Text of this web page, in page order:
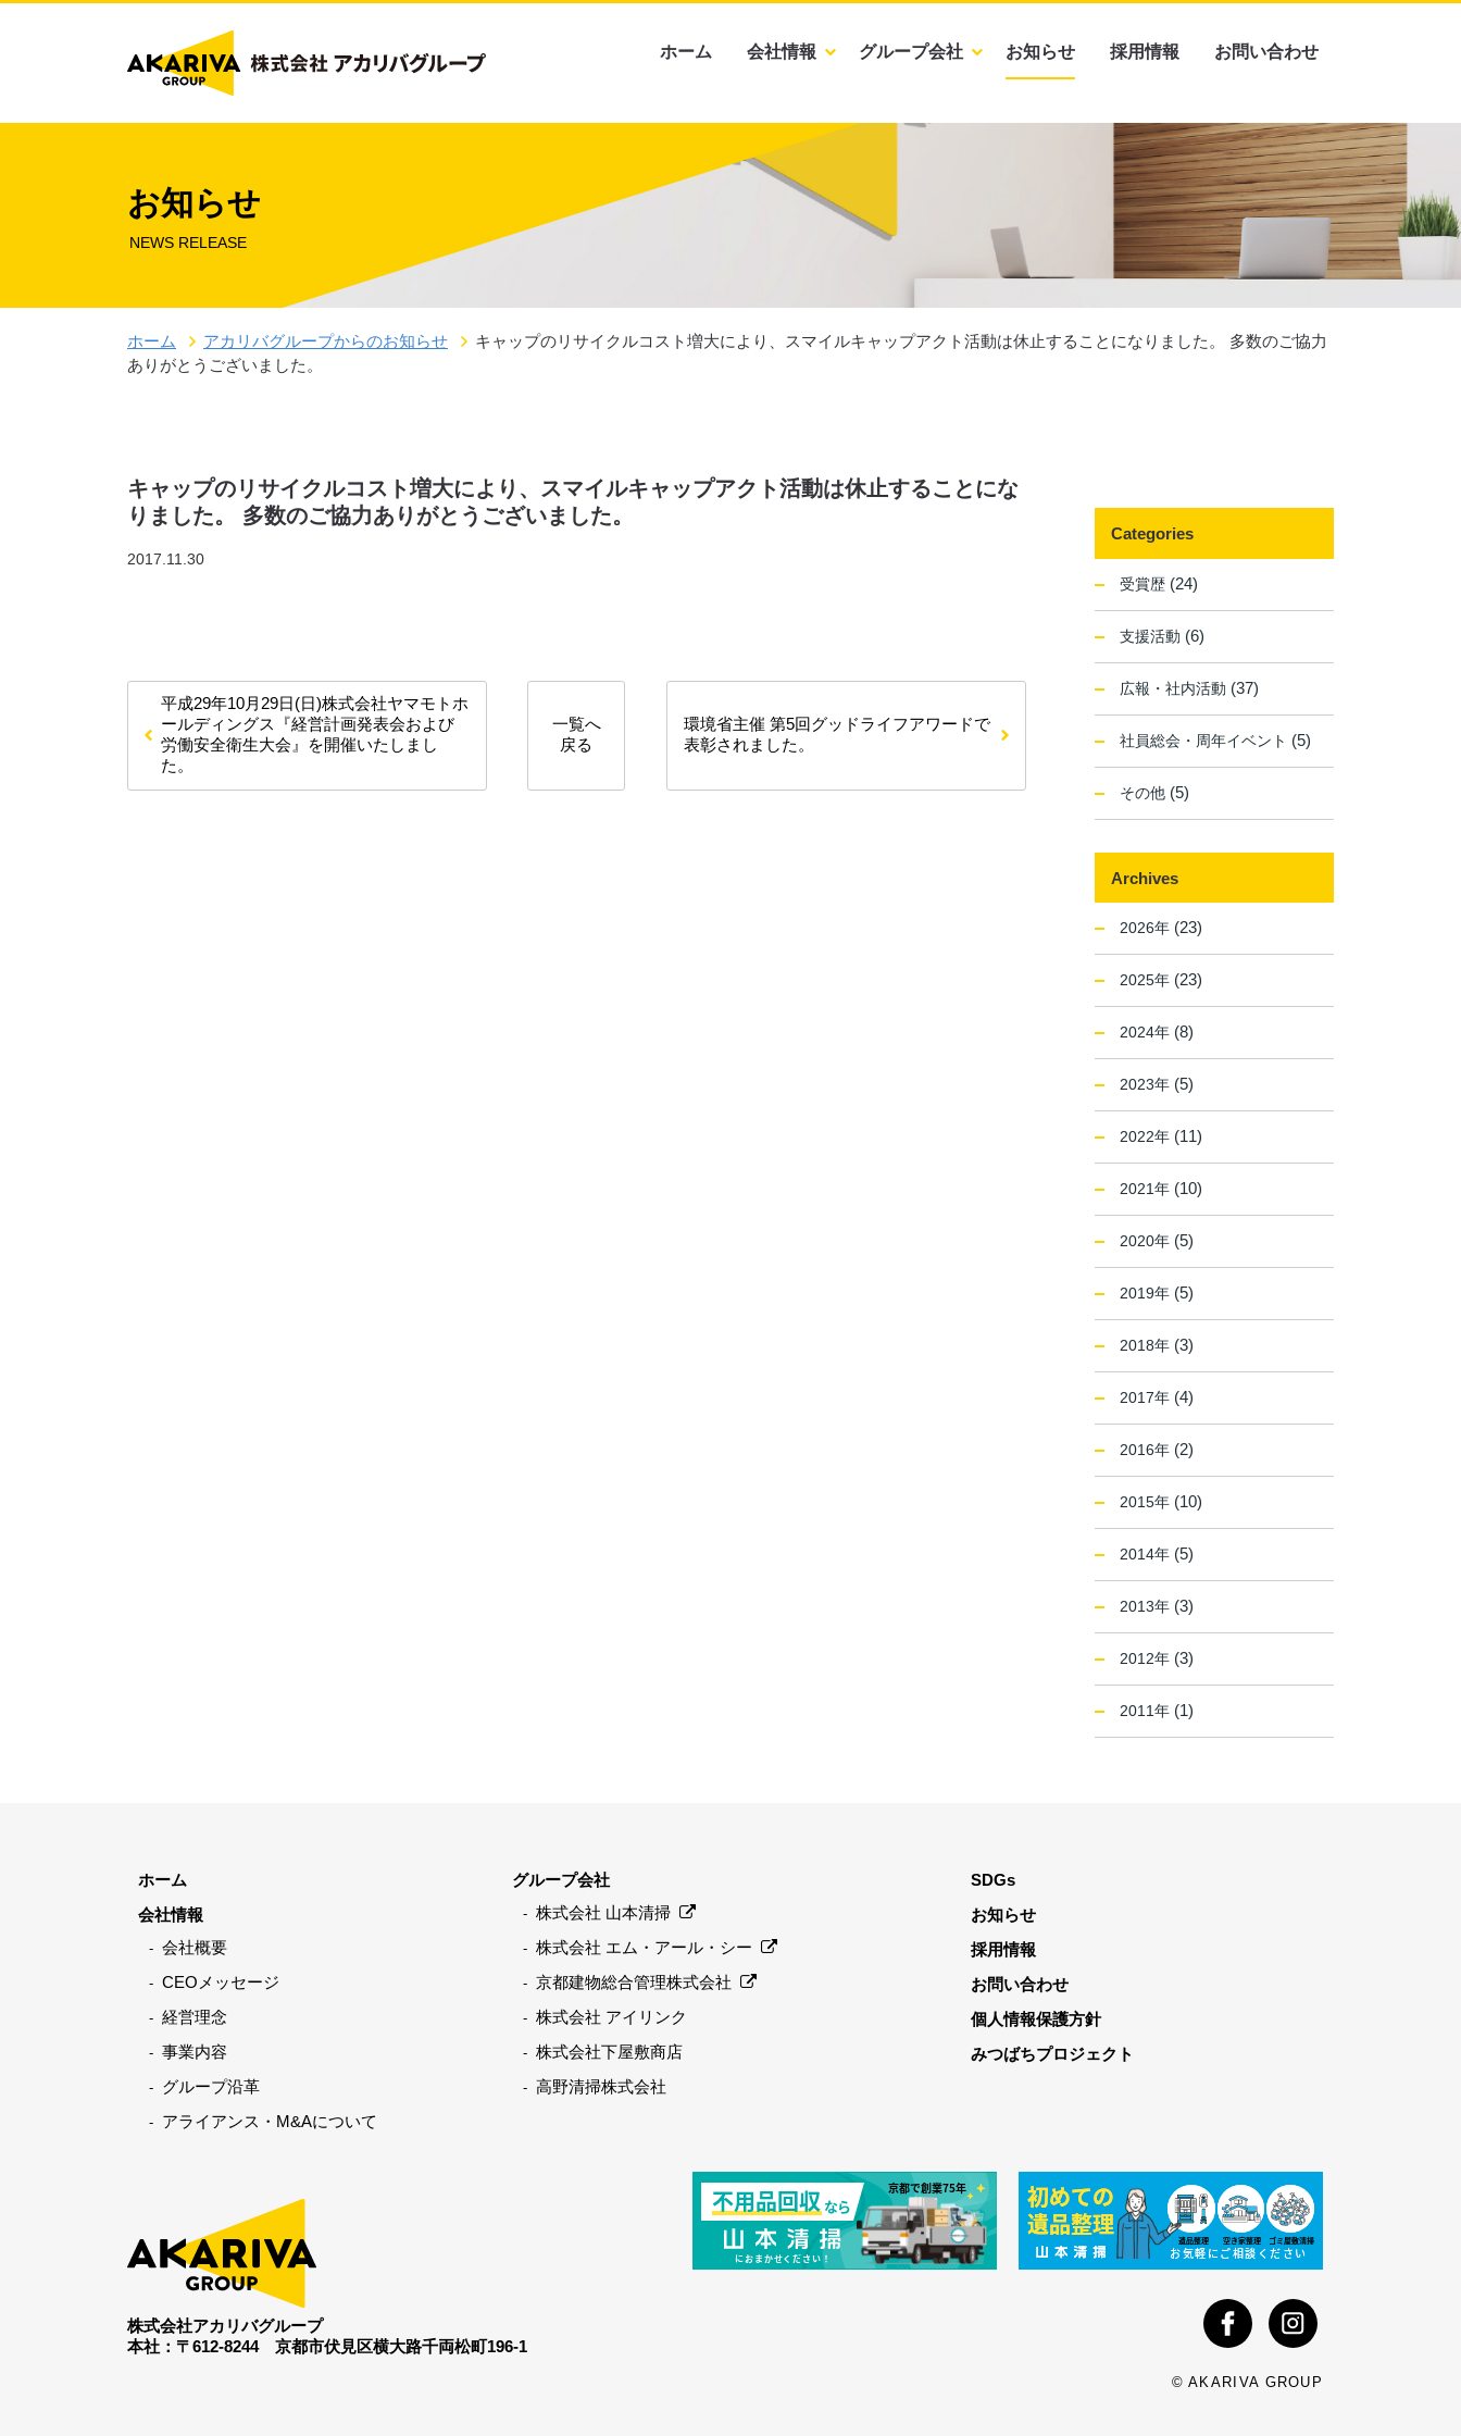
ホーム 会社情報 グループ会社 お知らせ 採用情報 お問い合わせ
お知らせ
NEWS RELEASE
ホーム アカリバグループからのお知らせ
キャップのリサイクルコスト増大により、スマイルキャップアクト活動は休止することになりました。 多数のご協力
ありがとうございました。
キャップのリサイクルコスト増大により、スマイルキャップアクト活動は休止することにな
りました。 多数のご協力ありがとうございました。
2017.11.30
平成29年10月29日(日)株式会社ヤマモトホ
ールディングス『経営計画発表会および
労働安全衛生大会』を開催いたしまし
た。
一覧へ
戻る
環境省主催 第5回グッドライフアワードで
表彰されました。
Categories
受賞歴 (24)
支援活動 (6)
広報・社内活動 (37)
社員総会・周年イベント (5)
その他 (5)
Archives
2026年 (23)
2025年 (23)
2024年 (8)
2023年 (5)
2022年 (11)
2021年 (10)
2020年 (5)
2019年 (5)
2018年 (3)
2017年 (4)
2016年 (2)
2015年 (10)
2014年 (5)
2013年 (3)
2012年 (3)
2011年 (1)
ホーム
会社情報
会社概要
CEOメッセージ
経営理念
事業内容
グループ沿革
アライアンス・M&Aについて
グループ会社
株式会社 山本清掃
株式会社 エム・アール・シー
京都建物総合管理株式会社
株式会社 アイリンク
株式会社下屋敷商店
高野清掃株式会社
SDGs
お知らせ
採用情報
お問い合わせ
個人情報保護方針
みつばちプロジェクト
株式会社アカリバグループ
本社：〒612-8244 京都市伏見区横大路千両松町196-1
© AKARIVA GROUP